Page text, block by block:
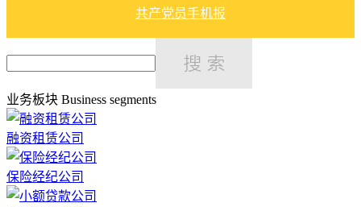
共产党员手机报
业务板块 Business segments
融资租赁公司
保险经纪公司